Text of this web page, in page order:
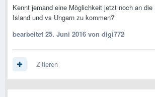
Kennt jemand eine Möglichkeit jetzt noch an
Island und vs Ungarn zu kommen?
bearbeitet 25. Juni 2016 von digi772
Zitieren